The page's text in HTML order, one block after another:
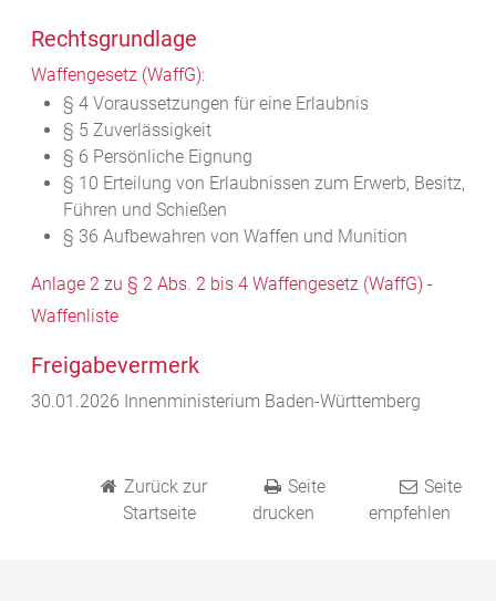
Rechtsgrundlage
Waffengesetz (WaffG):
§ 4Voraussetzungen für eine Erlaubnis
§ 5 Zuverlässigkeit
§ 6 Persönliche Eignung
§ 10 Erteilung von Erlaubnissen zum Erwerb, Besitz,
Führen und Schießen
§ 36 Aufbewahren von Waffen und Munition
Anlage 2 zu § 2 Abs. 2 bis 4 Waffengesetz (WaffG) -
Waffenliste
Freigabevermerk
30.01.2026 Innenministerium Baden-Württemberg
Zurück zur
Startseite
Seite
drucken
Seite
empfehlen